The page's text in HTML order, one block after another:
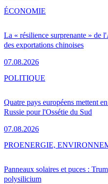
La « résilience surprenante » de
des exportations chinoises
07.08.2026
ÉCONOMIE
Quatre pays européens mettent
Russie pour l'Ossétie du Sud
07.08.2026
POLITIQUE
Panneaux solaires et puces :
polysilicium
PROENERGIE,